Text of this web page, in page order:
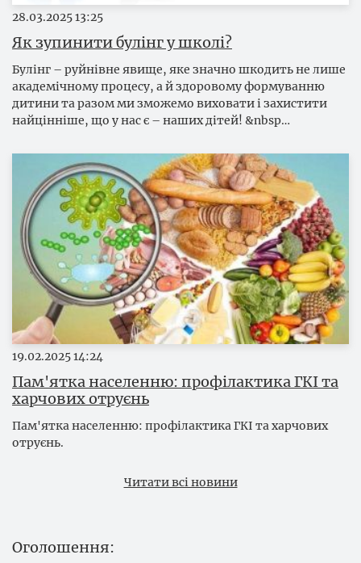
28.03.202513:25
Як зупинити булінг у школі?
Булінг – руйнівне явище, яке значно шкодить не лише
академічному процесу, а й здоровому формуванню
дитини та разом ми зможемо виховати і захистити
найцінніше, що у нас є – наших дітей! &nbsp…
19.02.202514:24
Пам'ятка населенню: профілактика ГКІ та
харчових отруєнь
Пам'ятка населенню: профілактика ГКІ та харчових
отруєнь.
Читати всі новини
Оголошення